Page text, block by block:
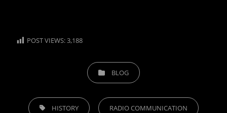
POST VIEWS:3,188
CATEGORIESBLOG
TAGS, HISTORY RADIO COMMUNICATION